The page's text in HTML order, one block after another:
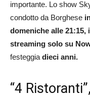
importante. Lo show
condotto da Borghese
domeniche alle 21:15,
streaming solo su
festeggia dieci anni.
“4